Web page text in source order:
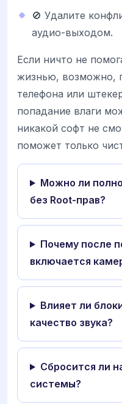
🚫 Удалите
аудио-выходом.
Если ничто не
жизнью, возможно,
телефона или
попадание влаги
никакой софт не
поможет только
Можно ли
без Root-прав?
Почему после
включается
Влияет ли
качество звука?
Сбросится ли
системы?